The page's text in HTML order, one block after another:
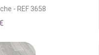
- REF 3658